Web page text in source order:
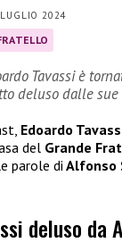
2024
Tavassi è
deluso dalle sue
Edoardo
del Grande
parole di Alfonso
deluso da